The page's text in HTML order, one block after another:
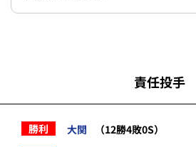
責任投手
勝利 大関
（12勝4敗0S）